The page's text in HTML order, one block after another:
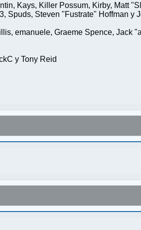
Kays, Killer Possum, Kirby, Matt
Spuds, Steven "Fustrate" Hoffman y
emanuele, Graeme Spence, Jack
y Tony Reid